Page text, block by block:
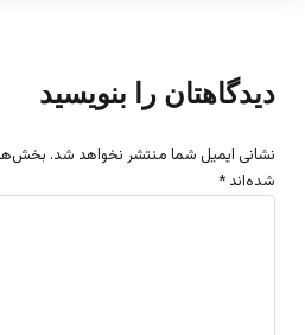
دیدگاهتان را بنویسید
نشانی ایمیل شما منتشر نخواهد شد.
شده‌اند *